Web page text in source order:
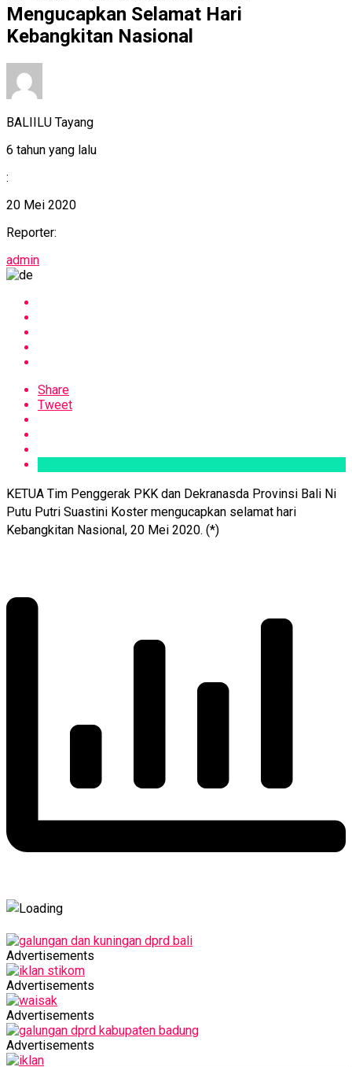
Mengucapkan Selamat Hari
Kebangkitan Nasional
BALIILU Tayang
6 tahun yang lalu
:
20 Mei 2020
Reporter:
admin
Share
Tweet
KETUA Tim Penggerak PKK dan Dekranasda Provinsi Bali Ni
Putu Putri Suastini Koster mengucapkan selamat hari
Kebangkitan Nasional, 20 Mei 2020. (*)
Advertisements
Advertisements
Advertisements
Advertisements